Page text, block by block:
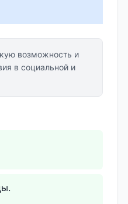
возможность и
в социальной и